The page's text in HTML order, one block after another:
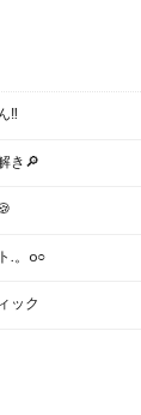
‼
き🔎
.。o○
ック